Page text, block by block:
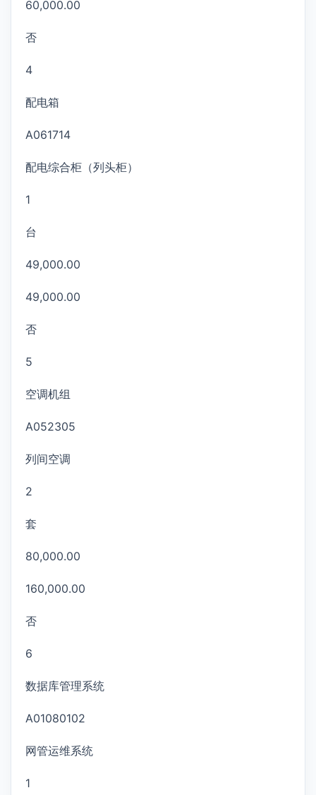
60,000.00
否
4
配电箱
A061714
配电综合柜（列头柜）
1
台
49,000.00
49,000.00
否
5
空调机组
A052305
列间空调
2
套
80,000.00
160,000.00
否
6
数据库管理系统
A01080102
网管运维系统
1